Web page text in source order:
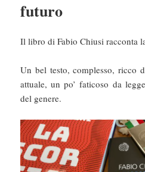
futuro
Il libro di Fabio Chiusi racconta
Un bel testo, complesso, ricco
attuale, un po’ faticoso da
del genere.